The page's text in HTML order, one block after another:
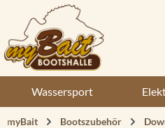
Hauptinhalt springen
Zur Suche springen
Zur Hauptnavigation springen
Wassersport
myBait Bootszubehör